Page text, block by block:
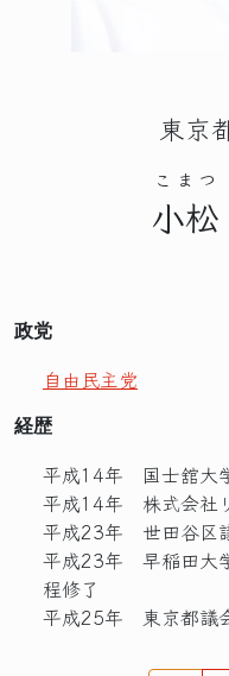
東京
小松
こまつ
政党
自由民主党
経歴
平成14年 国士舘大
平成14年 株式会社
平成23年 世田谷区
平成23年 早稲田大
程修了
平成25年 東京都議